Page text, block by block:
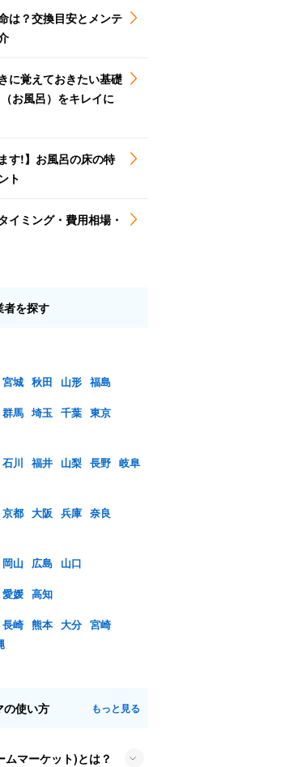
は？交換目安とメンテ
に覚えておきたい基礎
お風呂）をキレイに
す!】お風呂の床の特
ト
イミング・費用相場・
者を探す
宮城 秋田 山形 福島
群馬 埼玉 千葉 東京
石川 福井 山梨 長野 岐阜
京都 大阪 兵庫 奈良
岡山 広島
山口
愛媛 高知
長崎 熊本 大分 宮崎
の使い方 もっと見る
ムマーケット)とは？